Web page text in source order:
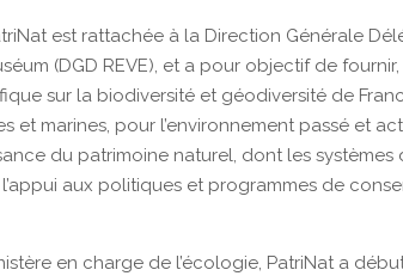
est rattachée à la Direction Générale
(DGD REVE), et a pour objectif de
sur la biodiversité et géodiversité de
et marines, pour l’environnement passé et
du patrimoine naturel, dont les systèmes
aux politiques et programmes de
en charge de l’écologie, PatriNat a